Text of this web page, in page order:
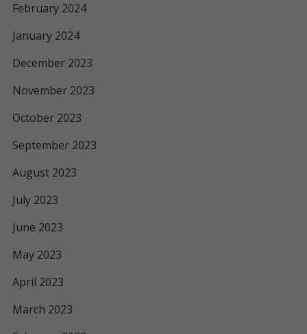
February 2024
January 2024
December 2023
November 2023
October 2023
September 2023
August 2023
July 2023
June 2023
May 2023
April 2023
March 2023